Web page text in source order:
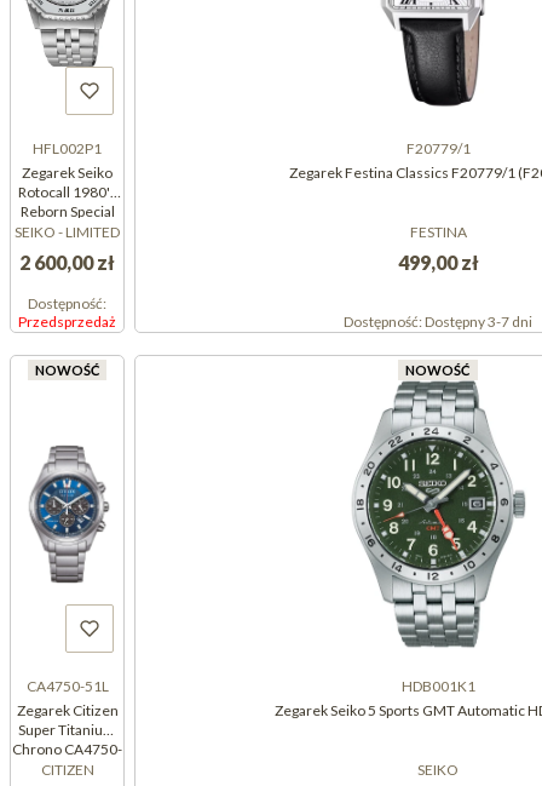
HFL002P1
Zegarek Seiko
Rotocall 1980's
Reborn Special
Edition
SEIKO - LIMITED
2 600,00 zł
Dostępność:
Przedsprzedaż
F20779/1
Zegarek Festina Classics F20779/1
FESTINA
499,00 zł
Dostępność:Dostępny 3-7 dni
NOWOŚĆ
CA4750-51L
Zegarek Citizen
Super Titanium
Chrono CA4750-
51L
CITIZEN
NOWOŚĆ
HDB001K1
Zegarek Seiko 5 Sports GMT Automatic
SEIKO